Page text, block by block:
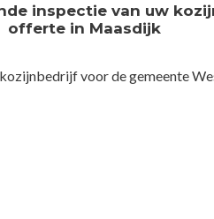
inspectie van uw
offerte in Maasdijk
voor de gemeente